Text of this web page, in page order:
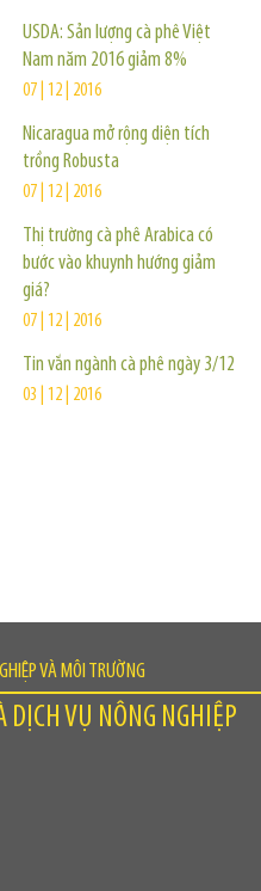
USDA: Sản lượng cà phê Việt
Nam năm 2016 giảm 8%
07 | 12 | 2016
Nicaragua mở rộng diện tích
trồng Robusta
07 | 12 | 2016
Thị trường cà phê Arabica có
bước vào khuynh hướng giảm
giá?
07 | 12 | 2016
Tin vắn ngành cà phê ngày 3/12
03 | 12 | 2016
VÀ MÔI TRƯỜNG
DỊCH VỤ NÔNG NGHIỆP